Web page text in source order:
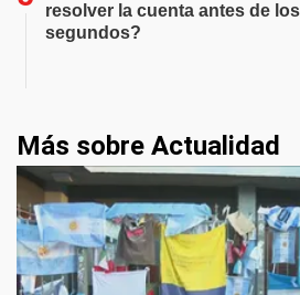
resolver la cuenta antes de
segundos?
Más sobre Actualidad